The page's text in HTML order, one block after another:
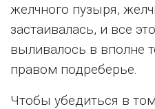
желчного пузыря,
застаивалась, и все
выливалось в вполне
правом подреберье.
Чтобы убедиться в